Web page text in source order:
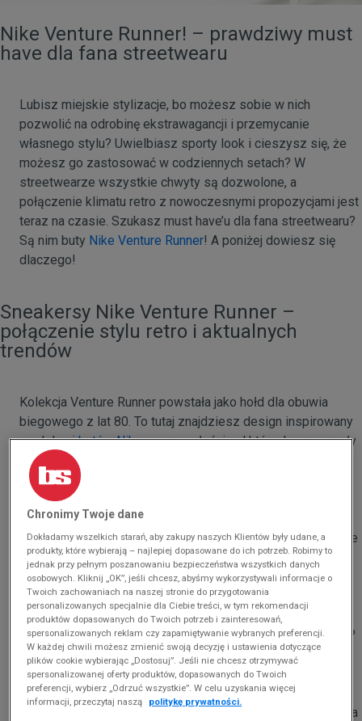
Nike Venture Runner! – prawdziwy must
have dla fana streetwearu
Lubisz miejskie stylizacje, bo możesz sobie w nich
pozwolić na odrobinę ekstrawagancji i przemycanie
własnego stylu? Uwielbiasz sporty look i cieszysz się, że
możesz go zastosować w codziennych setach? W
streetwearze wszystkie chwyty są dozwolone, a
połączenie klimatu retro z nowoczesnymi propozycjami jest
teraz na czasie. Szukasz must have’u dla fana streetwearu?
Są nim buty Nike Venture Runner! A poniżej dowiesz się
dlaczego!
Sneakersy Nike Venture Runner –
połączenie stylu retro i aktualnych
trendów
Kolekcja Venture Runner powstała jako hołd dla obuwia
biegowego z lat 80. To tutaj znajdziesz design inspirowany
modelamibutów Nikew przeszłości, od których rozpoczęły
się zmiany w ich wyglądzie. W modelach Nike Venture
Runner, tak jak w ich poprzednikach, zauważysz
wyeksponowane szwy na cholewce, a także zapiętek z
małym logo. To jeszcze nie koniec. Doskonale kojarzysz
znane dzisiaj połączenie oddychającej siateczki na upperze
w połączeniu ze skórą naturalną typu zamsz? Taka
klasyczna konstrukcja również powstała na bazie inspiracji
butami runningowymi. Do tego dochodzi miękka wkładka
oraz tekstylne wnętrze z watowanym kołnierzem, które
podnoszą komfort użytkowania do maksimum. Co jeszcze?
Nie możemy zapomnieć o podeszwie butów retro Nike
Venture Runner. Składa się ona z amortyzującej i niezwykle
lekkiej pianki w warstwie środkowej oraz gumy ze
żłobionym bieżnikiem, która odpowiada za przyczepność na
Chronimy Twoje dane
Dokładamy wszelkich starań, aby zakupy naszych Klientów były udane, a
produkty, które wybierają – najlepiej dopasowane do ich potrzeb. Robimy to
jednak przy pełnym poszanowaniu bezpieczeństwa wszystkich danych
osobowych. Kliknij „OK”, jeśli chcesz, abyśmy wykorzystywali informacje o
Twoich zachowaniach na naszej stronie do przygotowania
personalizowanych specjalnie dla Ciebie treści, w tym rekomendacji
produktów dopasowanych do Twoich potrzeb i zainteresowań,
spersonalizowanych reklam czy zapamiętywanie wybranych preferencji.
W każdej chwili możesz zmienić swoją decyzję i ustawienia dotyczące
plików cookie wybierając „Dostosuj”. Jeśli nie chcesz otrzymywać
spersonalizowanej oferty produktów, dopasowanych do Twoich
preferencji, wybierz „Odrzuć wszystkie”. W celu uzyskania więcej
informacji, przeczytaj naszą
politykę prywatności.